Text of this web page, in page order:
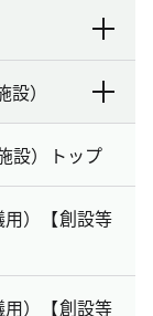
）
設）トップ
）【創設等
）【創設等